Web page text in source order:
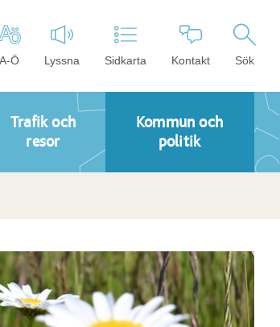
A-Ö Lyssna Sidkarta Kontakt Sök
Trafik och
resor
Kommun och
politik